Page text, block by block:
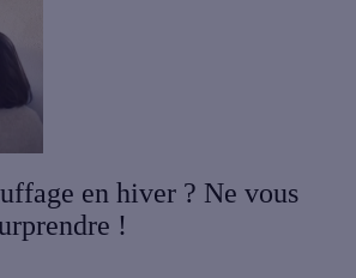
en hiver ? Ne vous
!